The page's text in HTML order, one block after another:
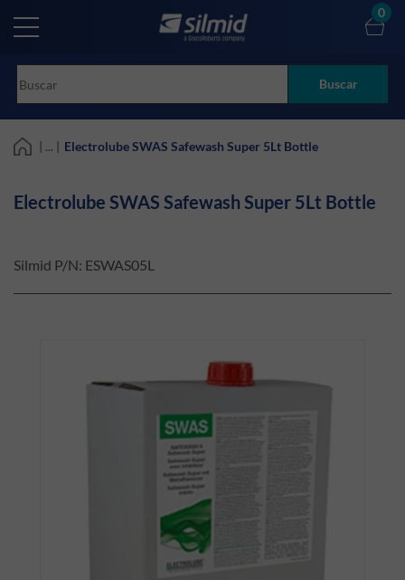
main
Buscar
0
| ... | Electrolube SWAS Safewash Super 5Lt Bottle
Electrolube SWAS Safewash Super 5Lt Bottle
Silmid P/N: ESWAS05L